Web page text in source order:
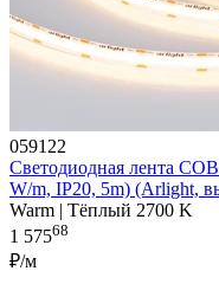
059122
Светодиодная лента
W/m, IP20, 5m) (Arlight,
Warm | Тёплый 2700 K
1 57568
₽/м